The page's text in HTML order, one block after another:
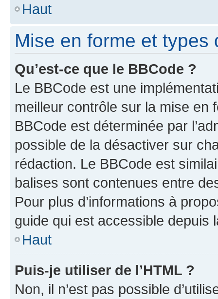
Haut
Mise en forme et types
Qu’est-ce que le BBCode ?
Le BBCode est une
meilleur contrôle sur la mise en
BBCode est déterminée par
possible de la désactiver sur
rédaction. Le BBCode est
balises sont contenues entre
Pour plus d’informations à
guide qui est accessible depuis
Haut
Puis-je utiliser de l’HTML ?
Non, il n’est pas possible